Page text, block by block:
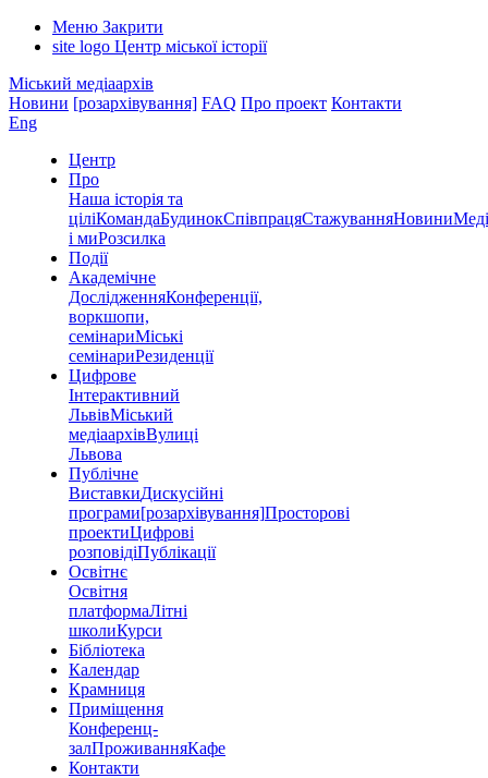
Меню Закрити
site logo Центр міської історії
Міський медіаархів
Новини [розархівування] FAQ Про проект Контакти
Eng
Центр
Про
Наша історія та
ціліКомандаБудинокСпівпрацяСтажуванняНовини
і миРозсилка
Події
Академічне
ДослідженняКонференції,
воркшопи,
семінариМіські
семінариРезиденції
Цифрове
Інтерактивний
ЛьвівМіський
медіаархівВулиці
Львова
Публічне
ВиставкиДискусійні
програми[розархівування]Просторові
проектиЦифрові
розповідіПублікації
Освітнє
Освітня
платформаЛітні
школиКурси
Бібліотека
Календар
Крамниця
Приміщення
Конференц-
залПроживанняКафе
Контакти